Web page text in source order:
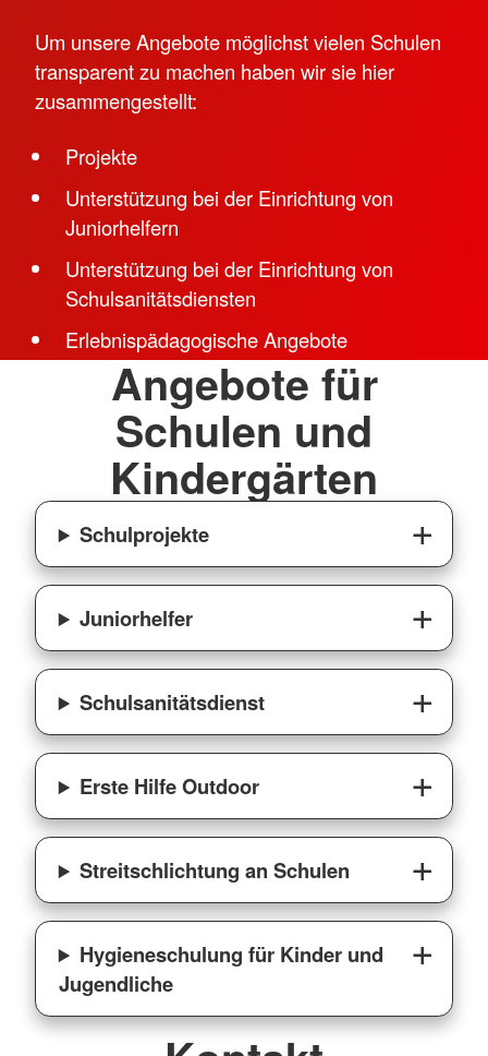
Um unsere Angebote mög­lichst vielen Schulen
transpa­rent zu machen haben wir sie hier
zusammengestellt:
Projekte
Unterstützung bei der Einrichtung von
Juniorhelfern
Unterstützung bei der Einrichtung von
Schulsanitätsdiensten
Erlebnispädagogische Angebote
Angebote für
Schulen und
Kindergärten
Schulprojekte
Juniorhelfer
Schulsanitätsdienst
Erste Hilfe Outdoor
Streitschlichtung an Schulen
Hygieneschulung für Kinder und
Jugendliche